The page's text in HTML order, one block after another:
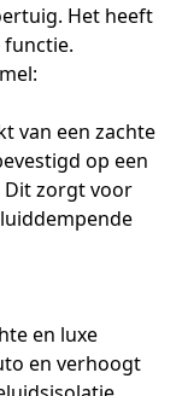
Het heeft
functie.
van een zachte
op een
Dit zorgt voor
en luxe
en verhoogt